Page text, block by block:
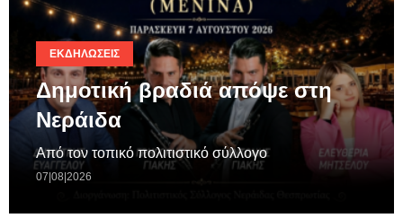
ΕΚΔΗΛΏΣΕΙΣ
Δημοτική βραδιά απόψε στη
Νεράιδα
Από τον τοπικό πολιτιστικό σύλλογο
07|08|2026